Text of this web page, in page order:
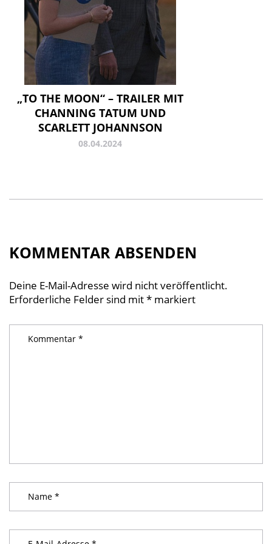
„TO THE MOON“ – TRAILER MIT
CHANNING TATUM UND
SCARLETT JOHANNSON
08.04.2024
KOMMENTAR ABSENDEN
Deine E-Mail-Adresse wird nicht veröffentlicht.
Erforderliche Felder sind mit* markiert